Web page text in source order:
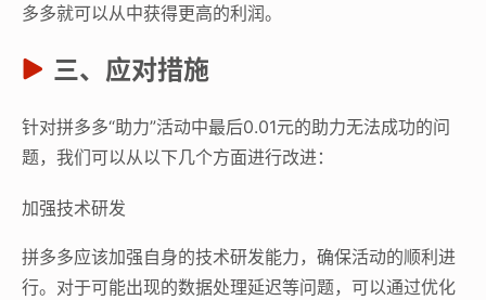
多多就可以从中获得更高的利润。
三、应对措施
针对拼多多“助力”活动中最后0.01元的助力无法成功的问
题，我们可以从以下几个方面进行改进：
加强技术研发
拼多多应该加强自身的技术研发能力，确保活动的顺利进
行。对于可能出现的数据处理延迟等问题，可以通过优化